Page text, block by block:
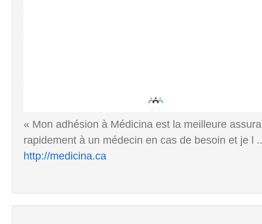
« Mon adhésion à Médicina est la meilleure
rapidement à un médecin en cas de besoin et je l
http://medicina.ca